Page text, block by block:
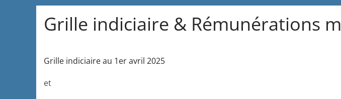
Grille indiciaire & Rémunérations
Grille indiciaire au 1er avril 2025
et